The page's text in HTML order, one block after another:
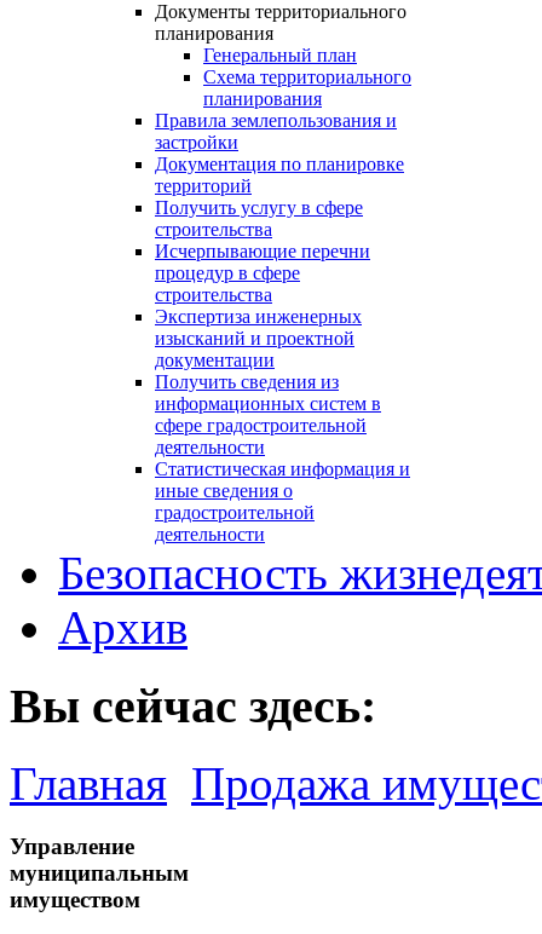
Документы территориального
планирования
Генеральный план
Схема территориального
планирования
Правила землепользования и
застройки
Документация по планировке
территорий
Получить услугу в сфере
строительства
Исчерпывающие перечни
процедур в сфере
строительства
Экспертиза инженерных
изысканий и проектной
документации
Получить сведения из
информационных систем в
сфере градостроительной
деятельности
Статистическая информация и
иные сведения о
градостроительной
деятельности
Безопасность
Архив
Вы сейчас здесь:
Главная Продажа
Управление
муниципальным
имуществом